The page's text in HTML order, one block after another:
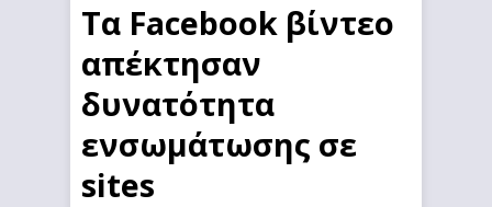
Τα Facebook βίντεο
απέκτησαν
δυνατότητα
ενσωμάτωσης σε
sites